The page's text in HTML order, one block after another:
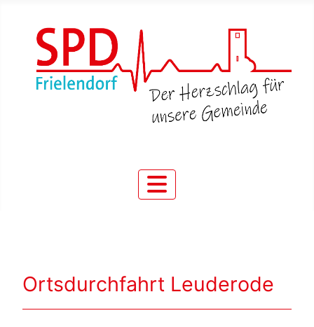
Ortsdurchfahrt Leuderode